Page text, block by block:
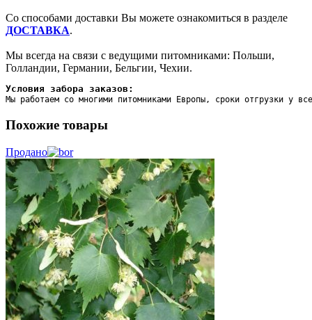
Со способами доставки Вы можете ознакомиться в разделе
ДОСТАВКА.
Мы всегда на связи с ведущими питомниками: Польши,
Голландии, Германии, Бельгии, Чехии.
Условия забора заказов:
Мы работаем со многими питомниками Европы, сроки отгрузки у
Похожие товары
Продано